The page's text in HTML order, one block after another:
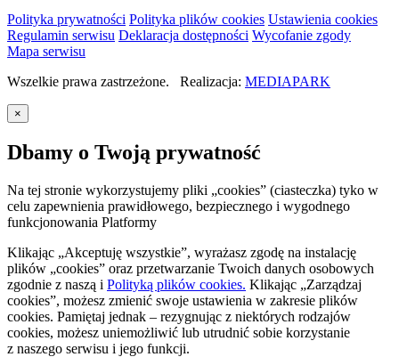
Polityka prywatności Polityka plików cookies Ustawienia cookies
Regulamin serwisu Deklaracja dostępności Wycofanie zgody
Mapa serwisu
Wszelkie prawa zastrzeżone. Realizacja: MEDIAPARK
×
Dbamy o Twoją prywatność
Na tej stronie wykorzystujemy pliki „cookies” (ciasteczka) tyko w
celu zapewnienia prawidłowego, bezpiecznego i wygodnego
funkcjonowania Platformy
Klikając „Akceptuję wszystkie”, wyrażasz zgodę na instalację
plików „cookies” oraz przetwarzanie Twoich danych osobowych
zgodnie z naszą i Polityką plików cookies. Klikając „Zarządzaj
cookies”, możesz zmienić swoje ustawienia w zakresie plików
cookies. Pamiętaj jednak – rezygnując z niektórych rodzajów
cookies, możesz uniemożliwić lub utrudnić sobie korzystanie
z naszego serwisu i jego funkcji.